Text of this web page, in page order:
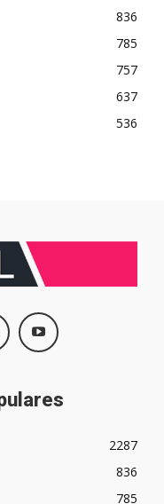
836
785
757
637
536
2287
836
785